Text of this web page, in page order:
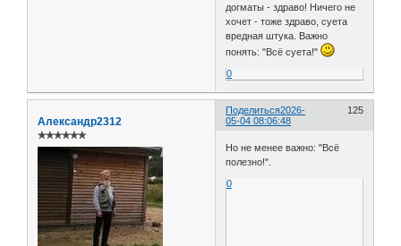
догматы - здраво! Ничего не
хочет - тоже здраво, суета
вредная штука. Важно
понять: "Всё суета!"
0
Поделиться 125
2026-
05-04 08:06:48
Александр2312
✯✯✯✯✯✯
Но не менее важно: "Всё
полезно!".
0